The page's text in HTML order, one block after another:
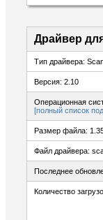
Драйвер
Тип драйвера:
Версия: 2.10
Операционная
[полный список
Размер файла:
Файл драйвера:
Последнее
Количество